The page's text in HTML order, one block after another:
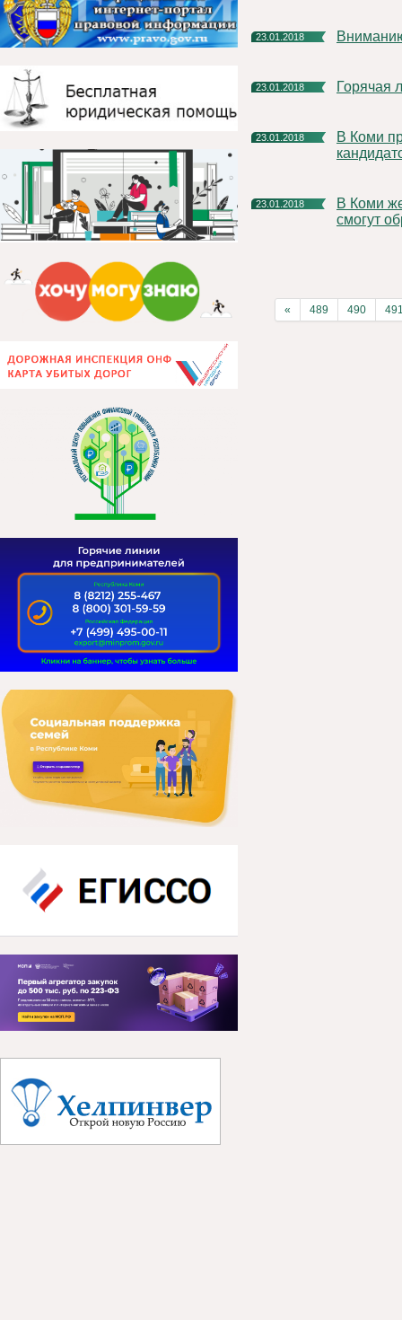
23.01.2018
23.01.2018
23.01.2018
В Коми приступили к работе предвыборные штабы
23.01.2018
В Коми желающие проголосовать по месту нахождения
смогут
« 489 490